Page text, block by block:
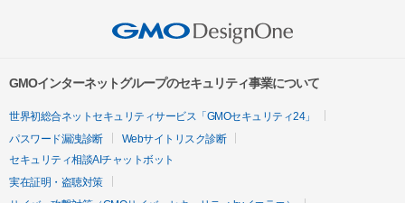
GMOインターネットグループのセキュリティ事業について
世界初総合ネットセキュリティサービス「GMOセキュリティ24」
パスワード漏洩診断
Webサイトリスク診断
セキュリティ相談AIチャットボット
実在証明・盗聴対策